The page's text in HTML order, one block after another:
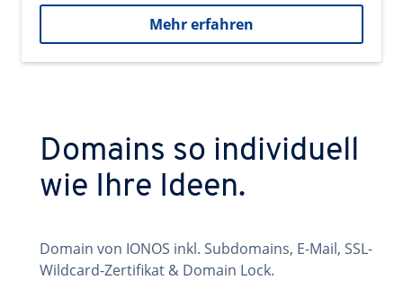
Mehr erfahren
Domains so individuell
wie Ihre Ideen.
Domain von IONOS inkl. Subdomains, E-Mail, SSL-
Wildcard-Zertifikat & Domain Lock.